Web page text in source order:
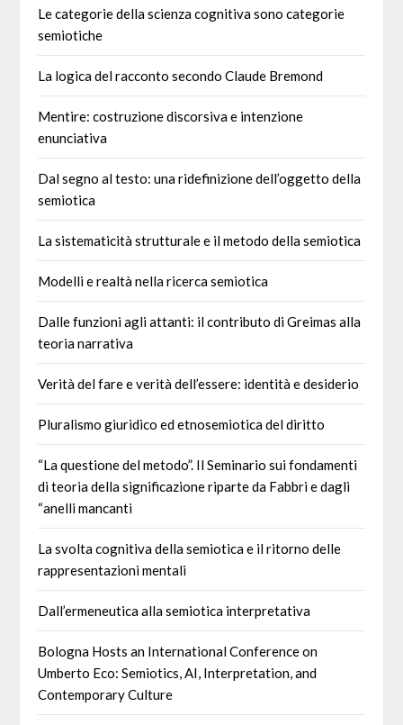
Le categorie della scienza cognitiva sono categorie
semiotiche
La logica del racconto secondo Claude Bremond
Mentire: costruzione discorsiva e intenzione
enunciativa
Dal segno al testo: una ridefinizione dell’oggetto della
semiotica
La sistematicità strutturale e il metodo della semiotica
Modelli e realtà nella ricerca semiotica
Dalle funzioni agli attanti: il contributo di Greimas alla
teoria narrativa
Verità del fare e verità dell’essere: identità e desiderio
Pluralismo giuridico ed etnosemiotica del diritto
“La questione del metodo”. Il Seminario sui fondamenti
di teoria della significazione riparte da Fabbri e dagli
“anelli mancanti
La svolta cognitiva della semiotica e il ritorno delle
rappresentazioni mentali
Dall’ermeneutica alla semiotica interpretativa
Bologna Hosts an International Conference on
Umberto Eco: Semiotics, AI, Interpretation, and
Contemporary Culture